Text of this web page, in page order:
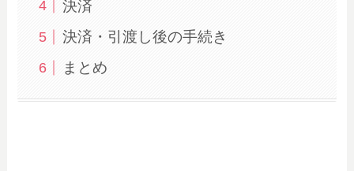
決済
決済・引渡し後の手続き
まとめ